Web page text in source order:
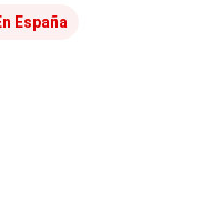
España